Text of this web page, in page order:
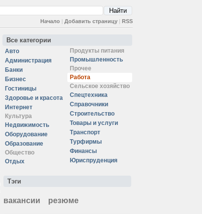
Начало | Добавить страницу | RSS
Все категории
Авто
Администрация
Банки
Бизнес
Гостиницы
Здоровье и красота
Интернет
Культура
Недвижимость
Оборудование
Образование
Общество
Отдых
Продукты питания
Промышленность
Прочее
Работа
Сельское хозяйство
Спецтехника
Справочники
Строительство
Товары и услуги
Транспорт
Турфирмы
Финансы
Юриспруденция
Тэги
вакансии резюме